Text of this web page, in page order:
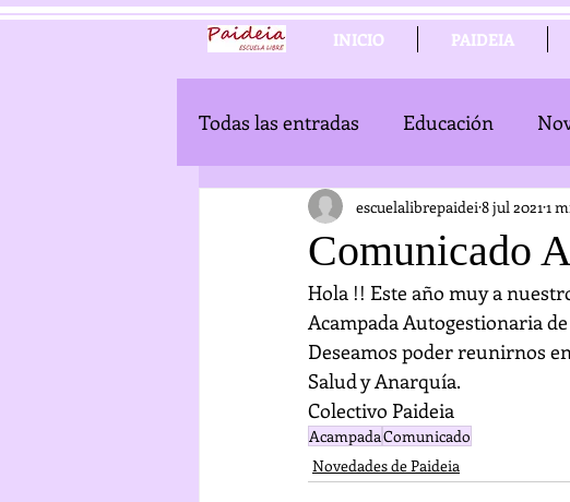
INICIO PAIDEIA
Todas las entradas Educación
Novedades de la página web
Comunicado
escuelalibrepaidei 8 jul 2021 1
Hola !! Este año muy a
Acampada Autogestionaria
Deseamos poder reunirnos
Salud y Anarquía.
Colectivo Paideia
AcampadaComunicado
Novedades de Paideia